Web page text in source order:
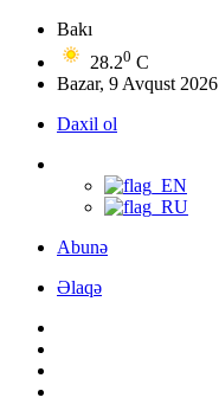
Bakı
28.20 C
Bazar, 9 Avqust 2026
Daxil ol
Abunə
Əlaqə